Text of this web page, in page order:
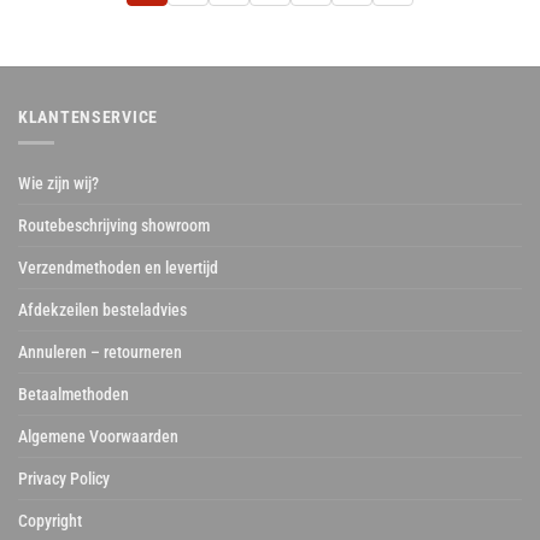
KLANTENSERVICE
Wie zijn wij?
Routebeschrijving showroom
Verzendmethoden en levertijd
Afdekzeilen besteladvies
Annuleren – retourneren
Betaalmethoden
Algemene Voorwaarden
Privacy Policy
Copyright